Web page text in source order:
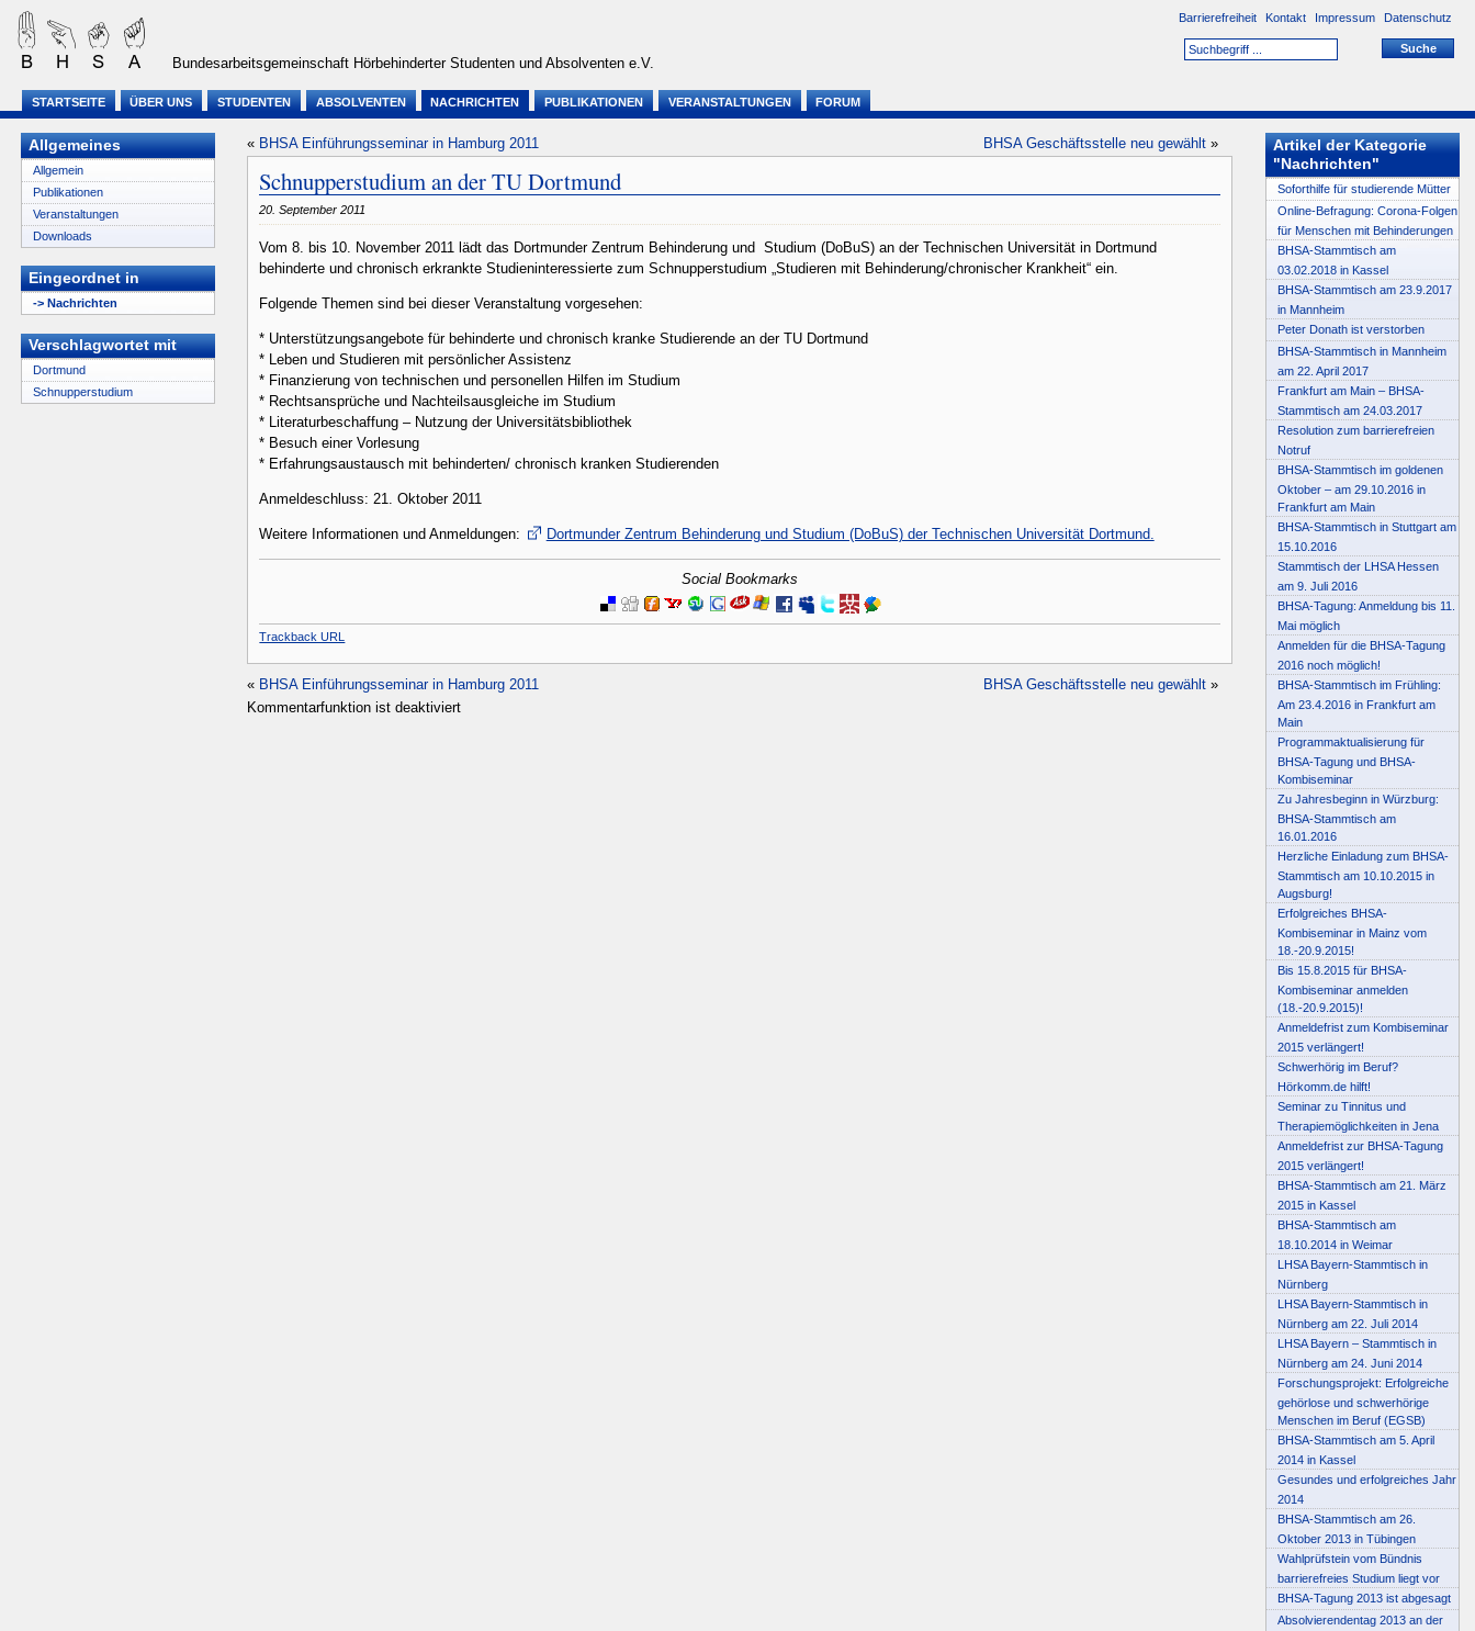
Barrierefreiheit Kontakt Impressum Datenschutz
Bundesarbeitsgemeinschaft Hörbehinderter Studenten und Absolventen e.V.
STARTSEITE ÜBER UNS STUDENTEN ABSOLVENTEN NACHRICHTEN PUBLIKATIONEN VERANSTALTUNGEN FORUM
« BHSA Einführungsseminar in Hamburg 2011 BHSA Geschäftsstelle neu gewählt»
Schnupperstudium an der TU Dortmund
20. September 2011
Vom 8. bis 10. November 2011 lädt das Dortmunder Zentrum Behinderung und Studium (DoBuS) an der Technischen Universität in Dortmund
behinderte und chronisch erkrankte Studieninteressierte zum Schnupperstudium „Studieren mit Behinderung/chronischer Krankheit“ ein.
Folgende Themen sind bei dieser Veranstaltung vorgesehen:
* Unterstützungsangebote für behinderte und chronisch kranke Studierende an der TU Dortmund
* Leben und Studieren mit persönlicher Assistenz
* Finanzierung von technischen und personellen Hilfen im Studium
* Rechtsansprüche und Nachteilsausgleiche im Studium
* Literaturbeschaffung – Nutzung der Universitätsbibliothek
* Besuch einer Vorlesung
* Erfahrungsaustausch mit behinderten/ chronisch kranken Studierenden
Anmeldeschluss: 21. Oktober 2011
Weitere Informationen und Anmeldungen: Dortmunder Zentrum Behinderung und Studium (DoBuS) der Technischen Universität Dortmund.
Social Bookmarks
Trackback URL
« BHSA Einführungsseminar in Hamburg 2011 BHSA Geschäftsstelle neu gewählt»
Kommentarfunktion ist deaktiviert
Allgemeines
Allgemein
Publikationen
Veranstaltungen
Downloads
Eingeordnet in
-> Nachrichten
Verschlagwortet mit
Dortmund
Schnupperstudium
Artikel der Kategorie
"Nachrichten"
Soforthilfe für studierende Mütter
Online-Befragung: Corona-Folgen
für Menschen mit Behinderungen
BHSA-Stammtisch am
03.02.2018 in Kassel
BHSA-Stammtisch am 23.9.2017
in Mannheim
Peter Donath ist verstorben
BHSA-Stammtisch in Mannheim
am 22. April 2017
Frankfurt am Main – BHSA-
Stammtisch am 24.03.2017
Resolution zum barrierefreien
Notruf
BHSA-Stammtisch im goldenen
Oktober – am 29.10.2016 in
Frankfurt am Main
BHSA-Stammtisch in Stuttgart am
15.10.2016
Stammtisch der LHSA Hessen
am 9. Juli 2016
BHSA-Tagung: Anmeldung bis 11.
Mai möglich
Anmelden für die BHSA-Tagung
2016 noch möglich!
BHSA-Stammtisch im Frühling:
Am 23.4.2016 in Frankfurt am
Main
Programmaktualisierung für
BHSA-Tagung und BHSA-
Kombiseminar
Zu Jahresbeginn in Würzburg:
BHSA-Stammtisch am
16.01.2016
Herzliche Einladung zum BHSA-
Stammtisch am 10.10.2015 in
Augsburg!
Erfolgreiches BHSA-
Kombiseminar in Mainz vom
18.-20.9.2015!
Bis 15.8.2015 für BHSA-
Kombiseminar anmelden
(18.-20.9.2015)!
Anmeldefrist zum Kombiseminar
2015 verlängert!
Schwerhörig im Beruf?
Hörkomm.de hilft!
Seminar zu Tinnitus und
Therapiemöglichkeiten in Jena
Anmeldefrist zur BHSA-Tagung
2015 verlängert!
BHSA-Stammtisch am 21. März
2015 in Kassel
BHSA-Stammtisch am
18.10.2014 in Weimar
LHSA Bayern-Stammtisch in
Nürnberg
LHSA Bayern-Stammtisch in
Nürnberg am 22. Juli 2014
LHSA Bayern – Stammtisch in
Nürnberg am 24. Juni 2014
Forschungsprojekt: Erfolgreiche
gehörlose und schwerhörige
Menschen im Beruf (EGSB)
BHSA-Stammtisch am 5. April
2014 in Kassel
Gesundes und erfolgreiches Jahr
2014
BHSA-Stammtisch am 26.
Oktober 2013 in Tübingen
Wahlprüfstein vom Bündnis
barrierefreies Studium liegt vor
BHSA-Tagung 2013 ist abgesagt
Absolvierendentag 2013 an der